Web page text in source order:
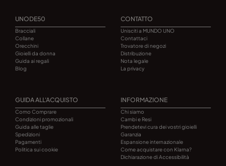
UNODE50
Bracciali
Collane
Orecchini
Gioielli da donna
Guida ai regali
Blog
CONTATTO
Unisciti a MUNDO UNO
Contattaci
Trovatore di negozi
Distribuzione
Nota legale
La privacy
GUIDA ALL'ACQUISTO
Como Comprare
Condizioni promozionali
Guida alle taglie
Spedizioni
Pagamenti
Politica sui cookie
INFORMAZIONE
Chi siamo
Cambi e Resi
Prendetevi cura dei vostri gioielli
Garanzia
Espansione internazionale
Come acquistare con Klarna?
Dichiarazione di Accessibilità